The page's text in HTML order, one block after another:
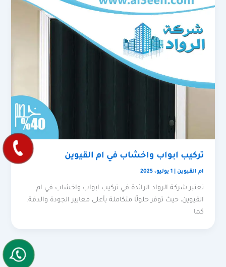
تركيب ابواب واخشاب في ام القيوين
ام القيوين |1 يوليو، 2025
تعتبر شركة الرواد الرائدة في تركيب ابواب واخشاب في ام
القيوين، حيث توفر حلولًا متكاملة بأعلى معايير الجودة والدقة.
كما